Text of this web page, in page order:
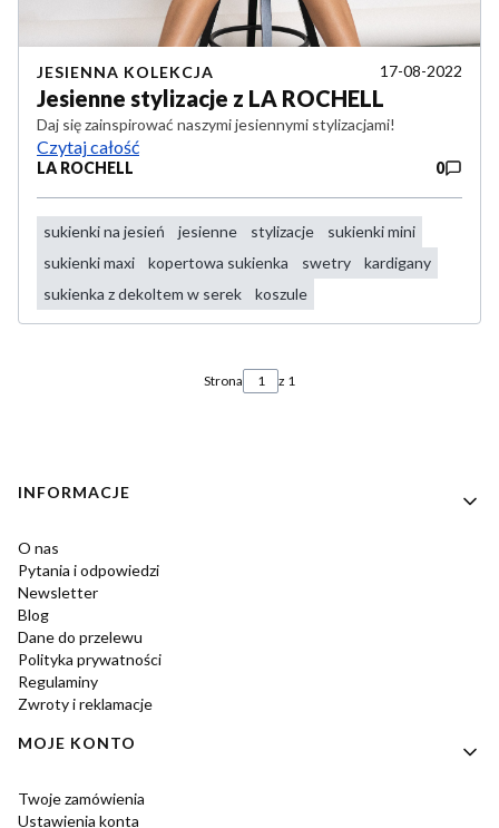
JESIENNA KOLEKCJA 17-08-2022
Jesienne stylizacje z LA ROCHELL
Daj się zainspirować naszymi jesiennymi stylizacjami!
Czytaj całość
LA ROCHELL 0
sukienki na jesień jesienne stylizacje
sukienki mini
sukienki maxi
kopertowa sukienka swetry
kardigany
sukienka z dekoltem w serek
koszule
Strona z 1
Linki w stopce
INFORMACJE
O nas
Pytania i odpowiedzi
Newsletter
Blog
Dane do przelewu
Polityka prywatności
Regulaminy
Zwroty i reklamacje
MOJE KONTO
Twoje zamówienia
Ustawienia konta